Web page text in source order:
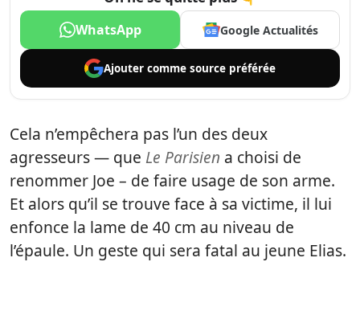
WhatsApp Google Actualités
Ajouter comme source préférée
Cela n’empêchera pas l’un des deux
agresseurs — que Le Parisien a choisi de
renommer Joe – de faire usage de son arme.
Et alors qu’il se trouve face à sa victime, il lui
enfonce la lame de 40 cm au niveau de
l’épaule. Un geste qui sera fatal au jeune Elias.